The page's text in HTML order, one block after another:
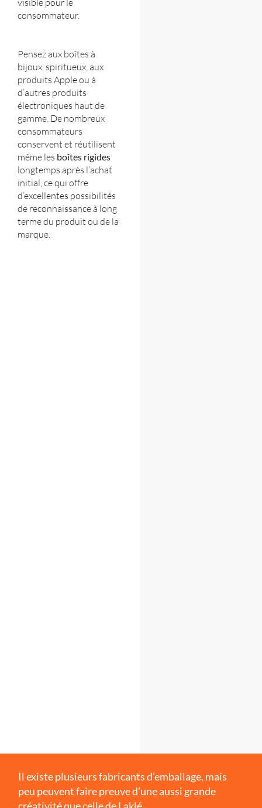
consommateur.
Pensez aux boîtes à
bijoux, spiritueux, aux
produits Apple ou à
d’autres produits
électroniques haut de
gamme. De nombreux
consommateurs
conservent et réutilisent
même les boîtes rigides
longtemps après l’achat
initial, ce qui offre
d’excellentes possibilités
de reconnaissance à long
terme du produit ou de la
marque.
Il existe plusieurs fabricants d’emballage, mais
peu peuvent faire preuve d’une aussi grande